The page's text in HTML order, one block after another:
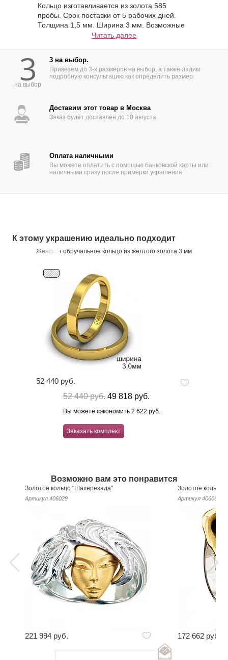
Кольцо изготавливается из золота 585
пробы. Срок поставки от 5 рабочих дней.
Толщина 1,5 мм. Ширина 3 мм. Возможные
варианты изготовления - золото 750 пробы,
вставка драгоценных камней - по желанию.
Образцы в ширине от 2 до 10 мм можно
посмотреть в офисе или заказать с
Читать далее
3
на выбор
3 на выбор.
Привезем до 3-х размеров на выбор, а также дадим
подробную консультацию как определить размер.
Доставим этот товар в Москва
Заказ будет доставлен до 10 августа
Оплата наличными
Вы можете оплатить с помощью банковской карты или
наличными сразу после примерки украшения
К этому украшению идеально подходит
Женское обручальное кольцо из желтого золота 3 мм
52 440 руб.
52 440 руб. 49 818 руб.
Вы можете сэкономить 2 622 руб.
Заказать комплект
Возможно вам это понравится
Золотое кольцо "Шахерезада"
Артикул 406029
221 994 руб.
Золотое кольцо
Артикул 406069
172 662 руб.